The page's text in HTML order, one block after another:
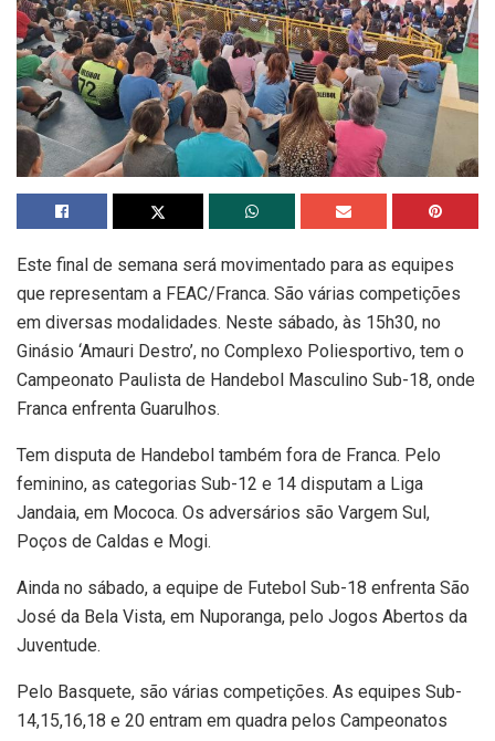
Este final de semana será movimentado para as equipes
que representam a FEAC/Franca. São várias competições
em diversas modalidades. Neste sábado, às 15h30, no
Ginásio ‘Amauri Destro’, no Complexo Poliesportivo, tem o
Campeonato Paulista de Handebol Masculino Sub-18, onde
Franca enfrenta Guarulhos.
Tem disputa de Handebol também fora de Franca. Pelo
feminino, as categorias Sub-12 e 14 disputam a Liga
Jandaia, em Mococa. Os adversários são Vargem Sul,
Poços de Caldas e Mogi.
Ainda no sábado, a equipe de Futebol Sub-18 enfrenta São
José da Bela Vista, em Nuporanga, pelo Jogos Abertos da
Juventude.
Pelo Basquete, são várias competições. As equipes Sub-
14,15,16,18 e 20 entram em quadra pelos Campeonatos